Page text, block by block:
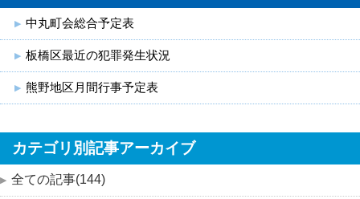
中丸町会総合予定表
板橋区最近の犯罪発生状況
熊野地区月間行事予定表
カテゴリ別記事アーカイブ
全ての記事(144)